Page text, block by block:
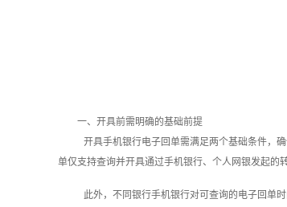
一、开具前需明确的基础前提
开具手机银行电子回单需满足两个基础条件，
单仅支持查询并开具通过手机银行、个人网银发起的
此外，不同银行手机银行对可查询的电子回单